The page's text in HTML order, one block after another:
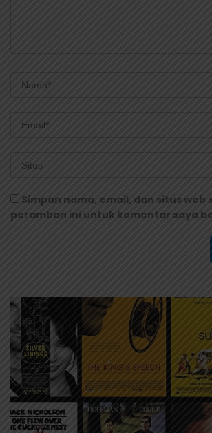
Simpan nama, email, dan situs web
peramban ini untuk komentar saya